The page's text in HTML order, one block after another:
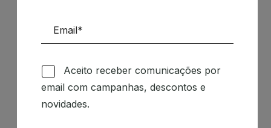
TÉCNICA LIVRARIA »
Aceito receber comunicações por
email com campanhas, descontos e
novidades.